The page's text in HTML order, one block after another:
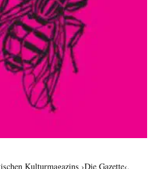
Kulturmagazins ›Die Gazette‹,